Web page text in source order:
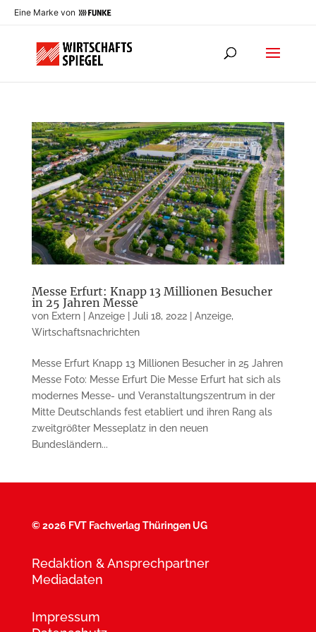
Eine Marke von
Messe Erfurt: Knapp 13 Millionen Besucher
in 25 Jahren Messe
von Extern | Anzeige| Juli 18, 2022| Anzeige,
Wirtschaftsnachrichten
Messe Erfurt Knapp 13 Millionen Besucher in 25 Jahren
Messe Foto: Messe Erfurt Die Messe Erfurt hat sich als
modernes Messe- und Veranstaltungszentrum in der
Mitte Deutschlands fest etabliert und ihren Rang als
zweitgrößter Messeplatz in den neuen
Bundesländern...
©2026 FVT Fachverlag Thüringen UG
Redaktion & Ansprechpartner
Mediadaten
Impressum